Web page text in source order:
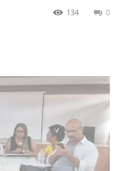
0
134